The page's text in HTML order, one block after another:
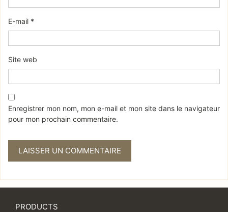
E-mail *
Site web
Enregistrer mon nom, mon e-mail et mon site dans le navigateur
pour mon prochain commentaire.
PRODUCTS